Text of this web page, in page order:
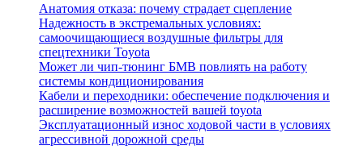
Анатомия отказа: почему страдает сцепление
Надежность в экстремальных условиях:
самоочищающиеся воздушные фильтры для
спецтехники Toyota
Может ли чип-тюнинг БМВ повлиять на работу
системы кондиционирования
Кабели и переходники: обеспечение подключения и
расширение возможностей вашей toyota
Эксплуатационный износ ходовой части в условиях
агрессивной дорожной среды